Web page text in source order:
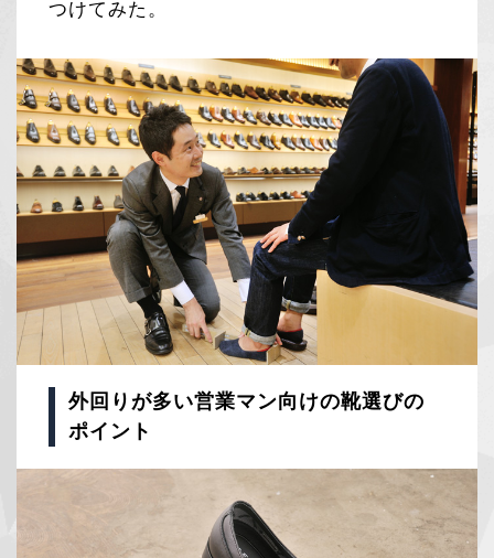
つけてみた。
外回りが多い営業マン向けの靴選びの
ポイント